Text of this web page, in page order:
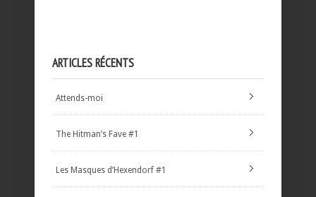
ARTICLES RÉCENTS
Attends-moi
The Hitman’s Fave #1
Les Masques d’Hexendorf #1